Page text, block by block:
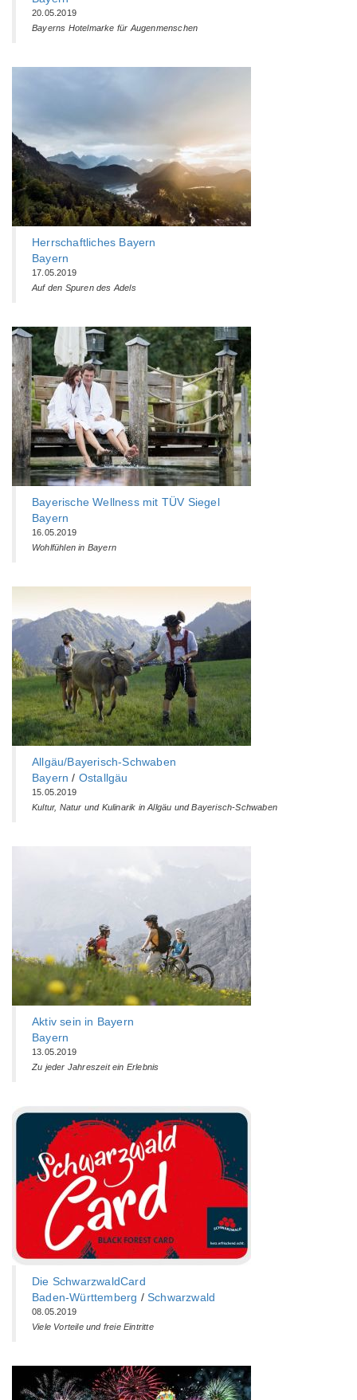
20.05.2019
Bayerns Hotelmarke für Augenmenschen
Herrschaftliches Bayern
Bayern
17.05.2019
Auf den Spuren des Adels
Bayerische Wellness mit TÜV Siegel
Bayern
16.05.2019
Wohlfühlen in Bayern
Allgäu/Bayerisch-Schwaben
Bayern / Ostallgäu
15.05.2019
Kultur, Natur und Kulinarik in Allgäu und Bayerisch-Schwaben
Aktiv sein in Bayern
Bayern
13.05.2019
Zu jeder Jahreszeit ein Erlebnis
Die SchwarzwaldCard
Baden-Württemberg‎ /Schwarzwald
08.05.2019
Viele Vorteile und freie Eintritte